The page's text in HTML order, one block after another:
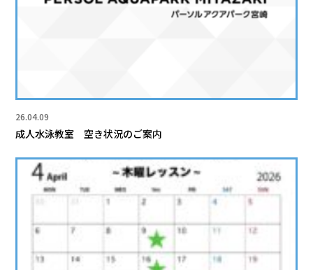
26.04.09
成人水泳教室 空き状況のご案内